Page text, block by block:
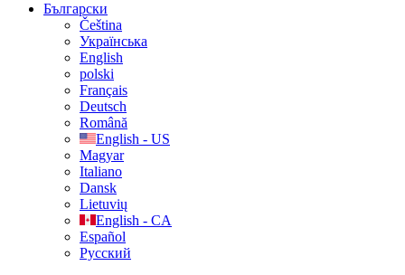
Български
Čeština
Українська
English
polski
Français
Deutsch
Română
English - US
Magyar
Italiano
Dansk
Lietuvių
English - CA
Español
Русский